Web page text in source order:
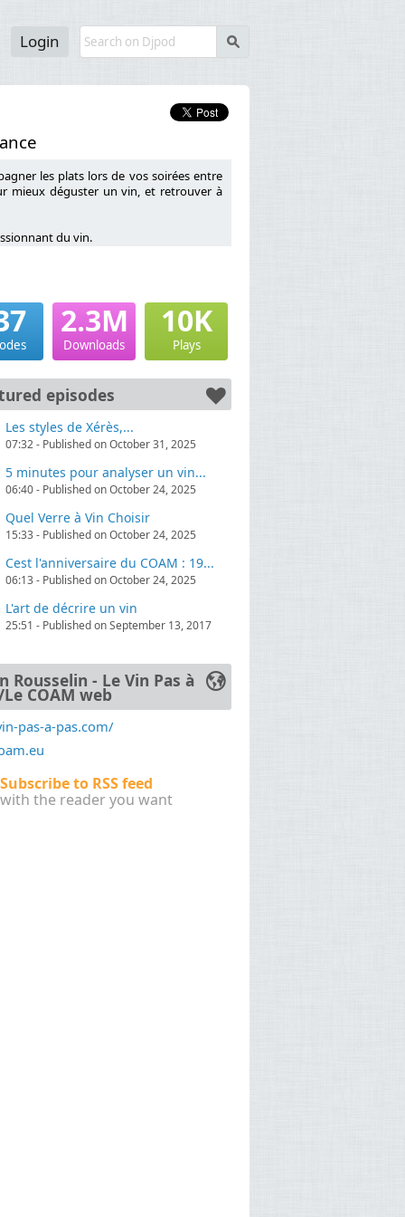
s
Login
les plats lors de vos soirées entre
mieux déguster un vin, et retrouver à
du vin.
sur la pédagogie du vin),
(Wine and Spirit Education Trust),
son métier et sa passion du vin.
de vin, obtenir une certification dans
delà de cette démarche pédagogique,
découverte pour Yann, qui s’est vite
un cursus de biochimie œnologique à
le diplôme de Technicien Supérieur en
2.3M
Downloads
10K
Plays
episodes
Les styles de Xérès,...
07:32 - Published on October 31, 2025
5 minutes pour analyser un vin...
06:40 - Published on October 24, 2025
Quel Verre à Vin Choisir
15:33 - Published on October 24, 2025
Cest l'anniversaire du COAM : 19...
06:13 - Published on October 24, 2025
L'art de décrire un vin
25:51 - Published on September 13, 2017
Rousselin - Le Vin Pas à
Le COAM web
pas-a-pas.com/
Subscribe to RSS feed
with the reader you want